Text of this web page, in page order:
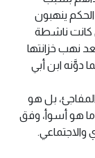
ينهبون
كانت ناشطة
نهب خزانتها
دوَّنه ابن أبي
بل هو
هو أسوأ، وفق